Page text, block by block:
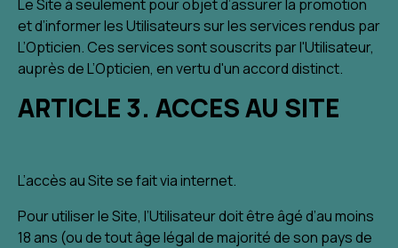
Le Site à seulement pour objet d’assurer la promotion
et d’informer les Utilisateurs sur les services rendus par
L’Opticien. Ces services sont souscrits par l'Utilisateur,
auprès de L’Opticien, en vertu d'un accord distinct.
ARTICLE 3. ACCES AU SITE
L’accès au Site se fait via internet.
Pour utiliser le Site, l’Utilisateur doit être âgé d’au moins
18 ans (ou de tout âge légal de majorité de son pays de